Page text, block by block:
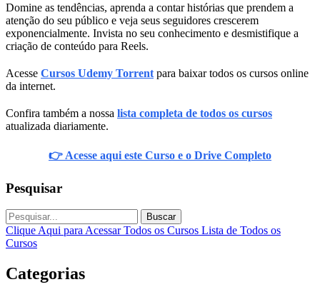
Domine as tendências, aprenda a contar histórias que prendem a
atenção do seu público e veja seus seguidores crescerem
exponencialmente. Invista no seu conhecimento e desmistifique a
criação de conteúdo para Reels.
Acesse Cursos Udemy Torrent para baixar todos os cursos online
da internet.
Confira também a nossa lista completa de todos os cursos
atualizada diariamente.
👉 Acesse aqui este Curso e o Drive Completo
Pesquisar
Buscar
Clique Aqui para Acessar Todos os Cursos Lista de Todos os
Cursos
Categorias